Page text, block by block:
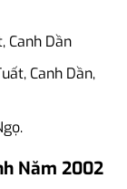
Canh Dần
Canh Dần,
Năm 2002